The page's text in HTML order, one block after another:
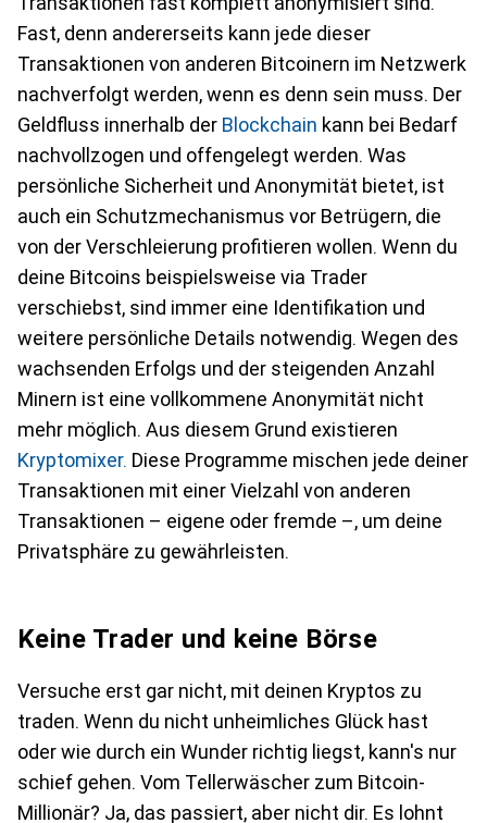
Fast, denn andererseits kann jede dieser
Transaktionen von anderen Bitcoinern im Netzwerk
nachverfolgt werden, wenn es denn sein muss. Der
Geldfluss innerhalb der Blockchain kann bei Bedarf
nachvollzogen und offengelegt werden. Was
persönliche Sicherheit und Anonymität bietet, ist
auch ein Schutzmechanismus vor Betrügern, die
von der Verschleierung profitieren wollen. Wenn du
deine Bitcoins beispielsweise via Trader
verschiebst, sind immer eine Identifikation und
weitere persönliche Details notwendig. Wegen des
wachsenden Erfolgs und der steigenden Anzahl
Minern ist eine vollkommene Anonymität nicht
mehr möglich. Aus diesem Grund existieren
Kryptomixer. Diese Programme mischen jede deiner
Transaktionen mit einer Vielzahl von anderen
Transaktionen – eigene oder fremde –, um deine
Privatsphäre zu gewährleisten.
Keine Trader und keine Börse
Versuche erst gar nicht, mit deinen Kryptos zu
traden. Wenn du nicht unheimliches Glück hast
oder wie durch ein Wunder richtig liegst, kann's nur
schief gehen. Vom Tellerwäscher zum Bitcoin-
Millionär? Ja, das passiert, aber nicht dir. Es lohnt